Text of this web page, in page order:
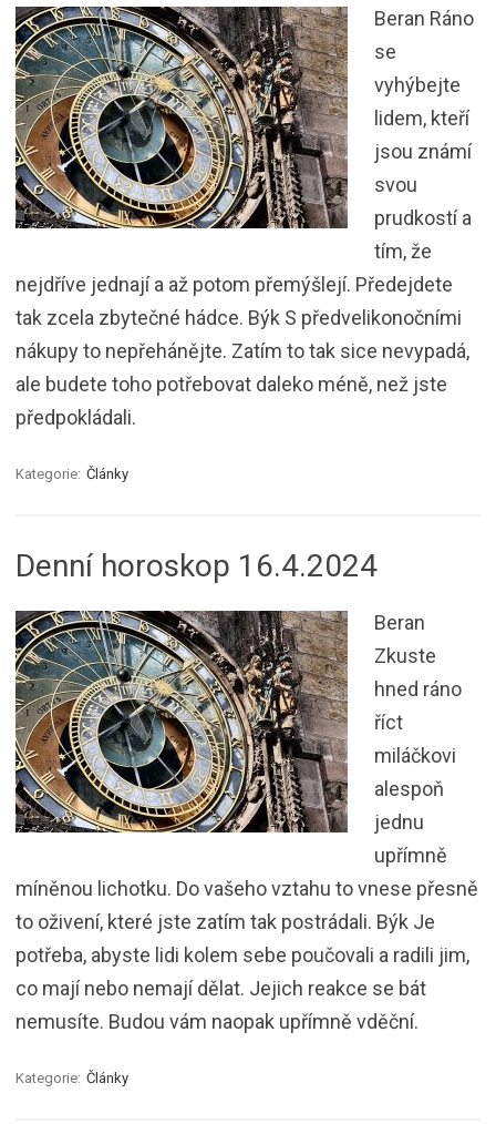
Beran Ráno
se
vyhýbejte
lidem, kteří
jsou známí
svou
prudkostí a
tím, že
nejdříve jednají a až potom přemýšlejí. Předejdete
tak zcela zbytečné hádce. Býk S předvelikonočními
nákupy to nepřehánějte. Zatím to tak sice nevypadá,
ale budete toho potřebovat daleko méně, než jste
předpokládali.
Kategorie: Články
Denní horoskop 16.4.2024
Beran
Zkuste
hned ráno
říct
miláčkovi
alespoň
jednu
upřímně
míněnou lichotku. Do vašeho vztahu to vnese přesně
to oživení, které jste zatím tak postrádali. Býk Je
potřeba, abyste lidi kolem sebe poučovali a radili jim,
co mají nebo nemají dělat. Jejich reakce se bát
nemusíte. Budou vám naopak upřímně vděční.
Kategorie: Články